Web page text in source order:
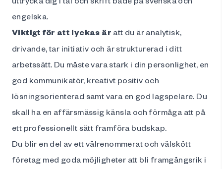
engelska.
Viktigt för att lyckas är att du är analytisk,
drivande, tar initiativ och är strukturerad i ditt
arbetssätt. Du måste vara stark i din personlighet, en
god kommunikatör, kreativt positiv och
lösningsorienterad samt vara en god lagspelare. Du
skall ha en affärsmässig känsla och förmåga att på
ett professionellt sätt framföra budskap.
Du blir en del av ett välrenommerat och välskött
företag med goda möjligheter att bli framgångsrik i